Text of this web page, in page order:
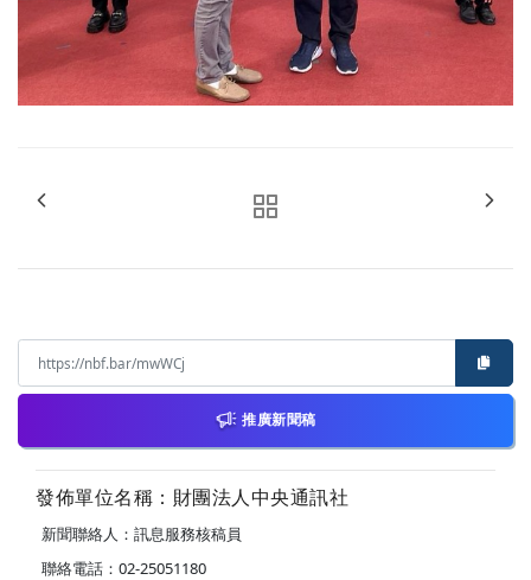
推廣新聞稿
發佈單位名稱：財團法人中央通訊社
新聞聯絡人：訊息服務核稿員
聯絡電話：02-25051180